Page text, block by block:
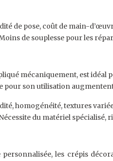
de pose, coût de main-
de souplesse pour les
mécaniquement, est idéal
pour son utilisation
homogénéité, textures
du matériel spécialisé,
personnalisée, les crépis